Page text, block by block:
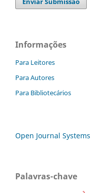
Informações
Para Leitores
Para Autores
Para Bibliotecários
Open Journal Systems
Palavras-chave